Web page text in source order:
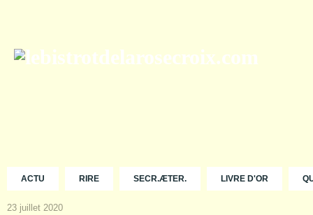
ACTU RIRE SECR.ÆTER. LIVRE D'OR
23 juillet 2020